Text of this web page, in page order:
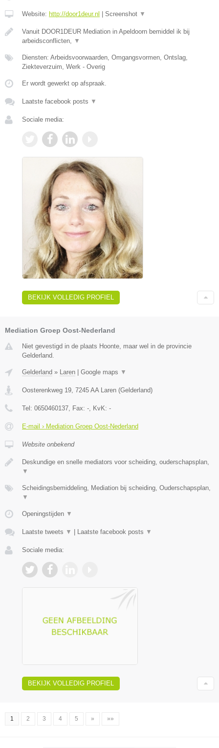
Website: http://door1deur.nl Screenshot ▼
Vanuit DOOR1DEUR Mediation in Apeldoorn bemiddel ik bij
arbeidsconflicten,
▼
Diensten: Arbeidsvoorwaarden, Omgangsvormen, Ontslag,
Ziekteverzuim, Werk - Overig
Er wordt gewerkt op afspraak.
Laatste facebook posts ▼
Sociale media:
BEKIJK VOLLEDIG PROFIEL
Mediation Groep Oost-Nederland
Niet gevestigd in de plaats Hoonte, maar wel in de provincie
Gelderland.
Gelderland » Laren Google maps ▼
Oosterenkweg 19 7245 AA Laren (Gelderland)
Tel: 0650460137 , Fax: - , KvK: -
E-mail › Mediation Groep Oost-Nederland
Website onbekend
Deskundige en snelle mediators voor scheiding, ouderschapsplan,
▼
Scheidingsbemiddeling, Mediation bij scheiding, Ouderschapsplan,
▼
Openingstijden ▼
Laatste tweets ▼ Laatste facebook posts ▼
Sociale media:
BEKIJK VOLLEDIG PROFIEL
1 2 3 4 5 » »»